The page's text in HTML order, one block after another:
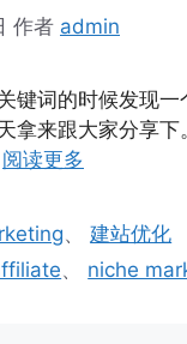
作者 admin
键词的时候发现
拿来跟大家分享下
阅读更多
、建站优化
、 niche